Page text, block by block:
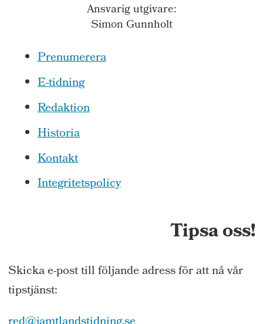
Ansvarig utgivare:
Simon Gunnholt
Prenumerera
E-tidning
Redaktion
Historia
Kontakt
Integritetspolicy
Tipsa oss!
Skicka e-post till följande adress för att nå vår
tipstjänst: